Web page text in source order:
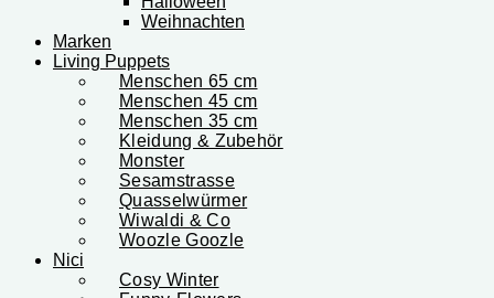
Weihnachten
Marken
Living Puppets
Menschen 65 cm
Menschen 45 cm
Menschen 35 cm
Kleidung & Zubehör
Monster
Sesamstrasse
Quasselwürmer
Wiwaldi & Co
Woozle Goozle
Nici
Cosy Winter